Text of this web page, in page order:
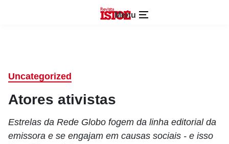
Menu
Uncategorized
Atores ativistas
Estrelas da Rede Globo fogem da linha editorial da
emissora e se engajam em causas sociais - e isso